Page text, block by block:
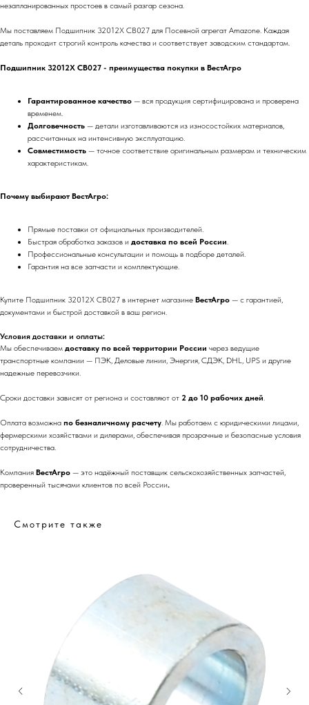
незапланированных простоев в самый разгар сезона.
Мы поставляем Подшипник 32012X СB027 для Посевной агрегат Amazone. Каждая
деталь проходит строгий контроль качества и соответствует заводским стандартам.
Подшипник 32012X СB027 - преимущества покупки в ВестАгро
Гарантированное качество — вся продукция сертифицирована и проверена
временем.
Долговечность — детали изготавливаются из износостойких материалов,
рассчитанных на интенсивную эксплуатацию.
Совместимость — точное соответствие оригинальным размерам и техническим
характеристикам.
Почему выбирают ВестАгро:
Прямые поставки от официальных производителей.
Быстрая обработка заказов и доставка по всей России.
Профессиональные консультации и помощь в подборе деталей.
Гарантия на все запчасти и комплектующие.
Купите Подшипник 32012X СB027 в интернет магазине ВестАгро — с гарантией,
документами и быстрой доставкой в ваш регион.
Условия доставки и оплаты:
Мы обеспечиваем доставку по всей территории России через ведущие
транспортные компании — ПЭК, Деловые линии, Энергия, СДЭК, DHL, UPS и другие
надежные перевозчики.
Сроки доставки зависят от региона и составляют от 2 до 10 рабочих дней.
Оплата возможна по безналичному расчету. Мы работаем с юридическими лицами,
фермерскими хозяйствами и дилерами, обеспечивая прозрачные и безопасные условия
сотрудничества.
Компания ВестАгро — это надёжный поставщик сельскохозяйственных запчастей,
проверенный тысячами клиентов по всей России.
Смотрите также